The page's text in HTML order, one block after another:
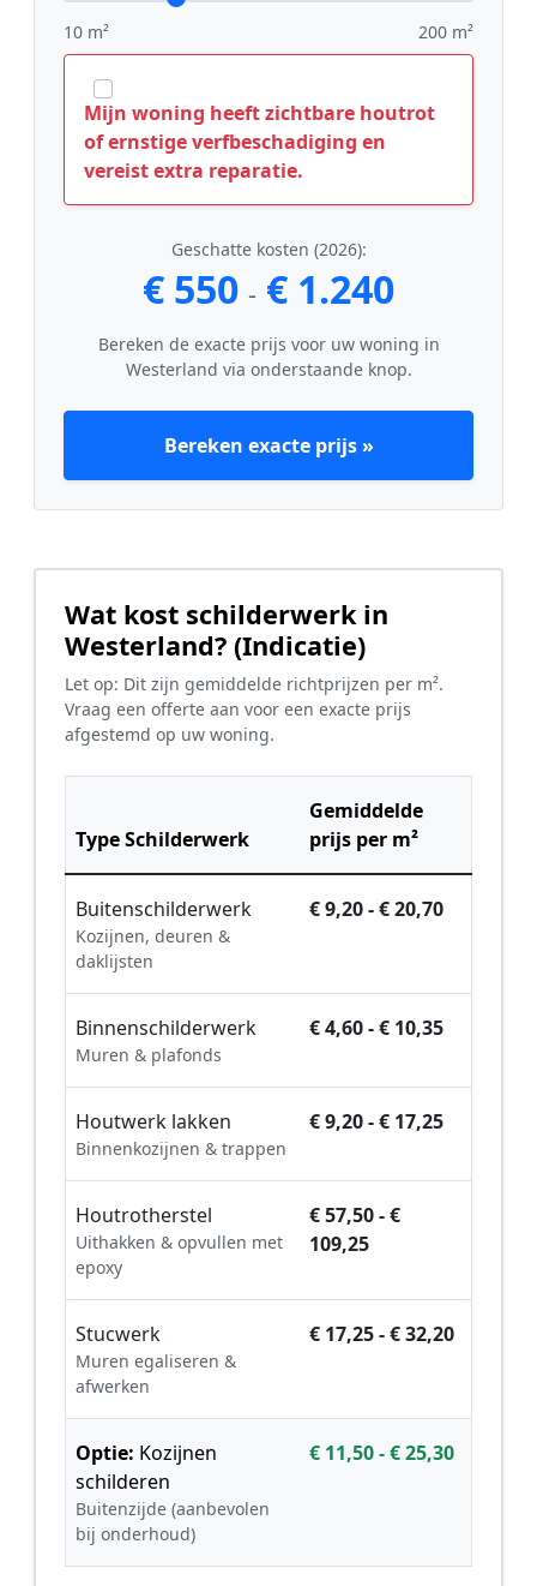
10 m² 200 m²
Mijn woning heeft zichtbare houtrot
of ernstige verfbeschadiging en
vereist extra reparatie.
Geschatte kosten (2026):
€ 550 - € 1.240
Bereken de exacte prijs voor uw woning in
Westerland via onderstaande knop.
Bereken exacte prijs »
Wat kost schilderwerk in
Westerland? (Indicatie)
Let op: Dit zijn gemiddelde richtprijzen per m².
Vraag een offerte aan voor een exacte prijs
afgestemd op uw woning.
Type Schilderwerk
Gemiddelde
prijs per m²
Buitenschilderwerk
Kozijnen, deuren &
daklijsten
€ 9,20 - € 20,70
Binnenschilderwerk
Muren & plafonds
€ 4,60 - € 10,35
Houtwerk lakken
Binnenkozijnen & trappen
€ 9,20 - € 17,25
Houtrotherstel
Uithakken & opvullen met
epoxy
€ 57,50 - €
109,25
Stucwerk
Muren egaliseren &
afwerken
€ 17,25 - € 32,20
Optie: Kozijnen
schilderen
Buitenzijde (aanbevolen
bij onderhoud)
€ 11,50 - € 25,30